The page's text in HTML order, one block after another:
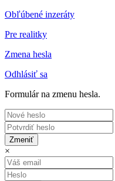
Obľúbené inzeráty
Pre realitky
Zmena hesla
Odhlásiť sa
Formulár na zmenu hesla.
Zmeniť
×